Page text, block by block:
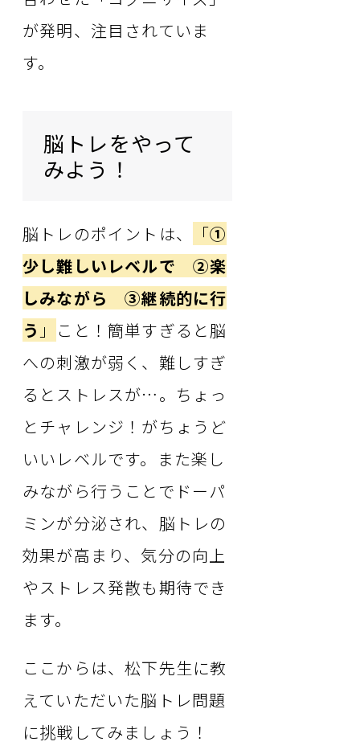
が発明、注目されていま
す。
脳トレをやって
みよう！
脳トレのポイントは、 「①
少し難しいレベルで
②楽
しみながら
③継続的に行
う 」
こと！簡単すぎると脳
への刺激が弱く、難しすぎ
るとストレスが…。ちょっ
とチャレンジ！がちょうど
いいレベルです。また楽し
みながら行うことでドーパ
ミンが分泌され、脳トレの
効果が高まり、気分の向上
やストレス発散も期待でき
ます。
ここからは、松下先生に教
えていただいた脳トレ問題
に挑戦してみましょう！